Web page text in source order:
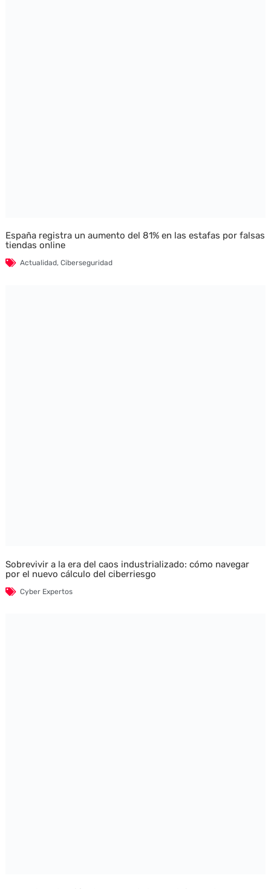
España registra un aumento del 81% en las estafas por falsas
tiendas online
Actualidad, Ciberseguridad
Sobrevivir a la era del caos industrializado: cómo navegar
por el nuevo cálculo del ciberriesgo
Cyber Expertos